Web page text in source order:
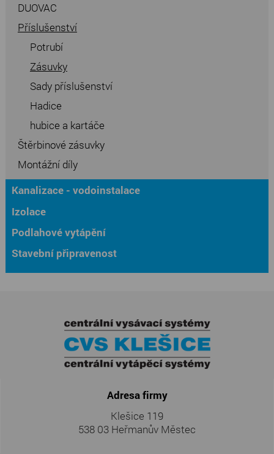
DUOVAC
Příslušenství
Potrubí
Zásuvky
Sady příslušenství
Hadice
hubice a kartáče
Štěrbinové zásuvky
Montážní díly
Kanalizace - vodoinstalace
Izolace
Podlahové vytápění
Stavební připravenost
Adresa firmy
Klešice 119
538 03 Heřmanův Městec